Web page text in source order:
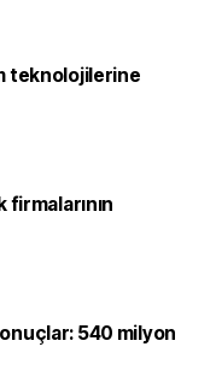
teknolojilerine
540 milyon